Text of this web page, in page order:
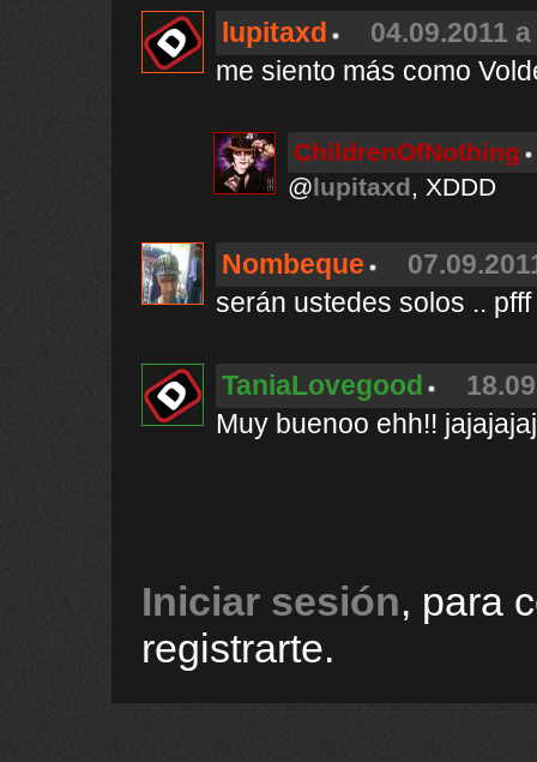
lupitaxd
04.09.2011
me siento más como
ChildrenOfNothing
@lupitaxd, XDDD
Nombeque
serán ustedes solos .. pfff
TaniaLovegood
Muy buenoo ehh!!
Iniciar sesión, para
registrarte.